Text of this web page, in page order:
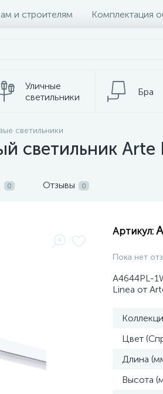
и строителям Комплектация
Уличные
светильники
Бра
Электротовары
светильники
светильник Arte
0 Отзывы 0
Артикул:
Пока нет
A4644PL-
Linea от
Цвет
Длина
Высота